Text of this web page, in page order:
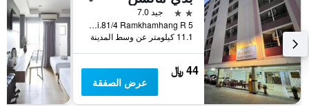
2 نجمتين
جيد 7.0
5 Soi.81/4 Ramkhamhang R., بانكوك, تايلاند
11.1 كيلومتر عن وسط المدينة
44 ﷼
عرض الصفقة